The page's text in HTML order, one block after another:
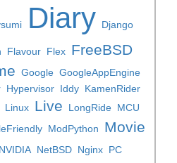
Diary Django
Flavour Flex FreeBSD
Google GoogleAppEngine
Hypervisor Iddy KamenRider
Linux Live LongRide MCU
ModPython
Movie
NVIDIA NetBSD Nginx PC